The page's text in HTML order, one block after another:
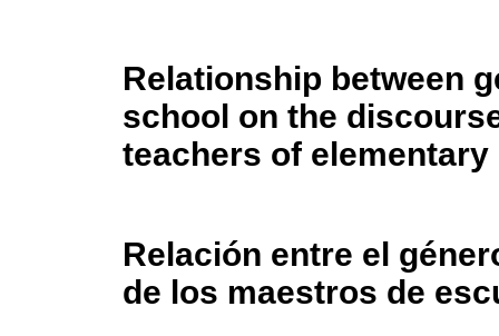
Relationship between
school on the
teachers of
Relación entre el
de los maestros de